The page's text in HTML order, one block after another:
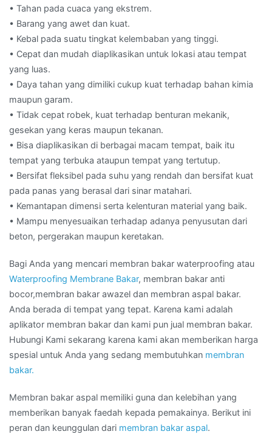
• Tahan pada cuaca yang ekstrem.
• Barang yang awet dan kuat.
• Kebal pada suatu tingkat kelembaban yang tinggi.
• Cepat dan mudah diaplikasikan untuk lokasi atau tempat
yang luas.
• Daya tahan yang dimiliki cukup kuat terhadap bahan kimia
maupun garam.
• Tidak cepat robek, kuat terhadap benturan mekanik,
gesekan yang keras maupun tekanan.
• Bisa diaplikasikan di berbagai macam tempat, baik itu
tempat yang terbuka ataupun tempat yang tertutup.
• Bersifat fleksibel pada suhu yang rendah dan bersifat kuat
pada panas yang berasal dari sinar matahari.
• Kemantapan dimensi serta kelenturan material yang baik.
• Mampu menyesuaikan terhadap adanya penyusutan dari
beton, pergerakan maupun keretakan.
Bagi Anda yang mencari membran bakar waterproofing atau
Waterproofing Membrane Bakar, membran bakar anti
bocor,membran bakar awazel dan membran aspal bakar.
Anda berada di tempat yang tepat. Karena kami adalah
aplikator membran bakar dan kami pun jual membran bakar.
Hubungi Kami sekarang karena kami akan memberikan harga
spesial untuk Anda yang sedang membutuhkan membran
bakar.
Membran bakar aspal memiliki guna dan kelebihan yang
memberikan banyak faedah kepada pemakainya. Berikut ini
peran dan keunggulan dari membran bakar aspal.